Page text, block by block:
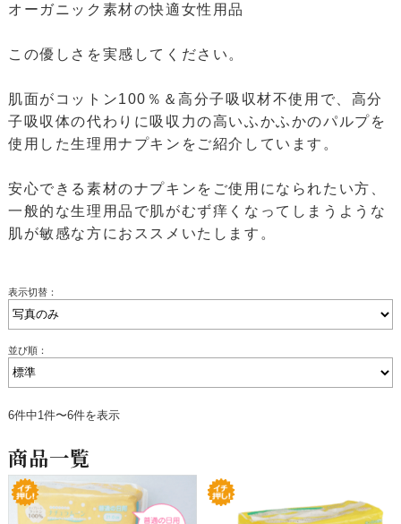
オーガニック素材の快適女性用品
この優しさを実感してください。
肌面がコットン100％＆高分子吸収材不使用で、高分
子吸収体の代わりに吸収力の高いふかふかのパルプを
使用した生理用ナプキンをご紹介しています。
安心できる素材のナプキンをご使用になられたい方、
一般的な生理用品で肌がむず痒くなってしまうような
肌が敏感な方におススメいたします。
表示切替：
並び順：
6件中1件〜6件を表示
商品一覧